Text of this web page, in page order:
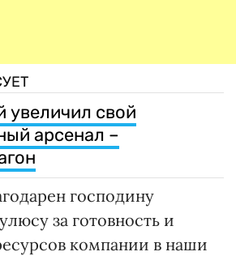
увеличил свой
арсенал –
господину
за готовность и
компании в наши